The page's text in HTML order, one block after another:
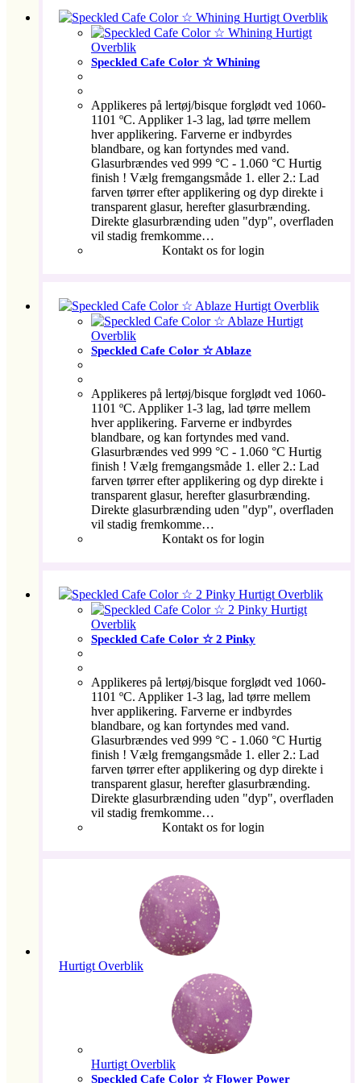
Hurtigt Overblik
Hurtigt
Overblik
Speckled Cafe Color ☆ Whining
Applikeres på lertøj/bisque forglødt ved 1060-
1101 ºC. Appliker 1-3 lag, lad tørre mellem
hver applikering. Farverne er indbyrdes
blandbare, og kan fortyndes med vand.
Glasurbrændes ved 999 °C - 1.060 °C Hurtig
finish ! Vælg fremgangsmåde 1. eller 2.: Lad
farven tørrer efter applikering og dyp direkte i
transparent glasur, herefter glasurbrænding.
Direkte glasurbrænding uden "dyp", overfladen
vil stadig fremkomme…
Kontakt os for login
Hurtigt Overblik
Hurtigt
Overblik
Speckled Cafe Color ☆ Ablaze
Applikeres på lertøj/bisque forglødt ved 1060-
1101 ºC. Appliker 1-3 lag, lad tørre mellem
hver applikering. Farverne er indbyrdes
blandbare, og kan fortyndes med vand.
Glasurbrændes ved 999 °C - 1.060 °C Hurtig
finish ! Vælg fremgangsmåde 1. eller 2.: Lad
farven tørrer efter applikering og dyp direkte i
transparent glasur, herefter glasurbrænding.
Direkte glasurbrænding uden "dyp", overfladen
vil stadig fremkomme…
Kontakt os for login
Hurtigt Overblik
Hurtigt
Overblik
Speckled Cafe Color ☆ 2 Pinky
Applikeres på lertøj/bisque forglødt ved 1060-
1101 ºC. Appliker 1-3 lag, lad tørre mellem
hver applikering. Farverne er indbyrdes
blandbare, og kan fortyndes med vand.
Glasurbrændes ved 999 °C - 1.060 °C Hurtig
finish ! Vælg fremgangsmåde 1. eller 2.: Lad
farven tørrer efter applikering og dyp direkte i
transparent glasur, herefter glasurbrænding.
Direkte glasurbrænding uden "dyp", overfladen
vil stadig fremkomme…
Kontakt os for login
Hurtigt Overblik
Hurtigt Overblik
Speckled Cafe Color ☆ Flower Power